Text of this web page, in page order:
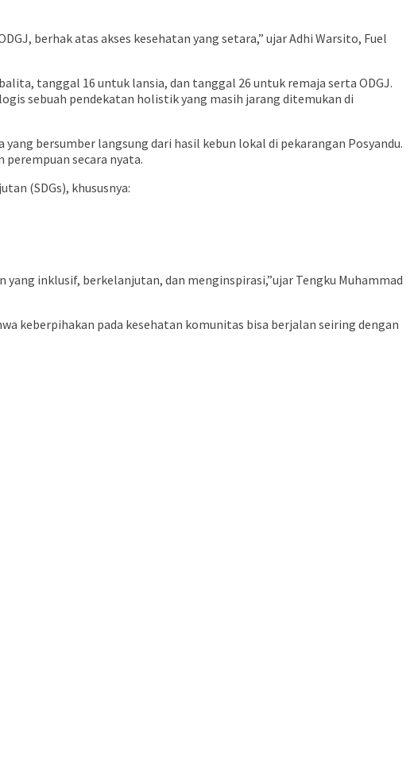
berhak atas akses kesehatan yang setara,” ujar Adhi Warsito, Fuel
tanggal 16 untuk lansia, dan tanggal 26 untuk remaja serta ODGJ.
sebuah pendekatan holistik yang masih jarang ditemukan di
bersumber langsung dari hasil kebun lokal di pekarangan Posyandu.
secara nyata.
(SDGs), khususnya:
inklusif, berkelanjutan, dan menginspirasi,”ujar Tengku Muhammad
keberpihakan pada kesehatan komunitas bisa berjalan seiring dengan